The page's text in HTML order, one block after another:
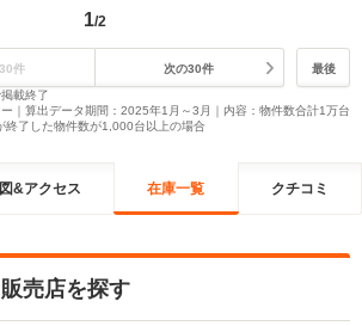
1/2
件 次の30件
最後
載終了
｜算出データ期間：2025年1月～3月｜内容：物件数合計1万台
終了した物件数が1,000台以上の場合
&アクセス 在庫一覧 クチコミ
売店を探す